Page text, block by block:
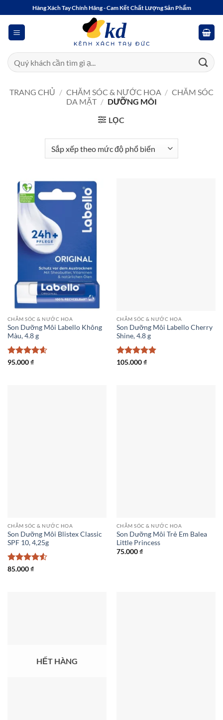
qua
dung
Hàng Xách Tay Chính Hãng - Cam Kết Chất Lượng Sản Phẩm
Tìm
kiếm:
TRANG CHỦ / CHĂM SÓC & NƯỚC HOA / CHĂM SÓC
DA MẶT / DƯỠNG MÔI
LỌC
CHĂM SÓC & NƯỚC HOA
Son Dưỡng Môi Labello Không
Màu, 4.8 g
Được xếp
95.000₫
CHĂM SÓC & NƯỚC HOA
Son Dưỡng Môi Labello Cherry
Shine, 4.8 g
Được xếp
105.000₫
CHĂM SÓC & NƯỚC HOA
Son Dưỡng Môi Blistex Classic
SPF 10, 4,25g
Được xếp
85.000₫
CHĂM SÓC & NƯỚC HOA
Son Dưỡng Môi Trẻ Em Balea
Little Princess
75.000₫
HẾT HÀNG